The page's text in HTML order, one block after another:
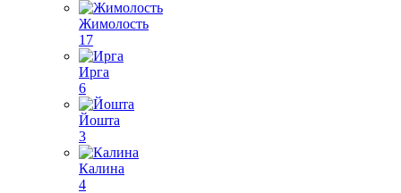
Жимолость
17
Ирга
6
Йошта
3
Калина
4